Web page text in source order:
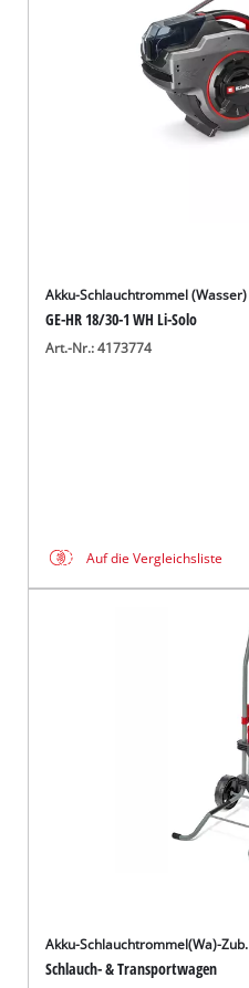
Akku-Schlauchtrommel (Wasser)
GE-HR 18/30-1 WH Li-Solo
Art.-Nr.: 4173774
Auf die Vergleichsliste
Akku-Schlauchtrommel(Wa)-Zub.
Schlauch- & Transportwagen